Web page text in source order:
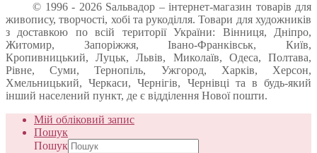
© 1996 - 2026 Sальвадор – інтернет-магазин товарів для
живопису, творчості, хобі та рукоділля. Товари для художників
з доставкою по всій території України: Вінниця, Дніпро,
Житомир, Запоріжжя, Івано-Франківськ, Київ,
Кропивницький, Луцьк, Львів, Миколаїв, Одеса, Полтава,
Рівне, Суми, Тернопіль, Ужгород, Харків, Херсон,
Хмельницький, Черкаси, Чернігів, Чернівці та в будь-який
інший населений пункт, де є відділення Нової пошти.
Мій обліковий запис
Пошук
Пошук